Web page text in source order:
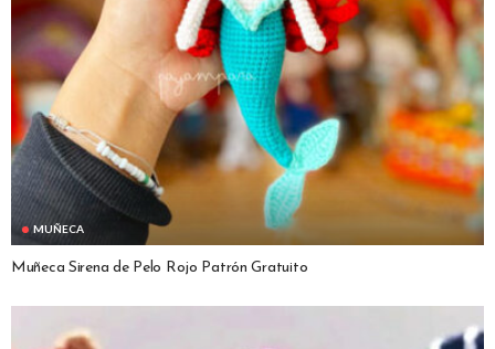
MUÑECA
Muñeca Sirena de Pelo Rojo Patrón Gratuito